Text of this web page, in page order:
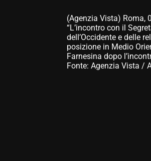
(Agenzia Vista) Roma,
“L’incontro con il
dell’Occidente e delle
posizione in Medio
Farnesina dopo
Fonte: Agenzia Vista /